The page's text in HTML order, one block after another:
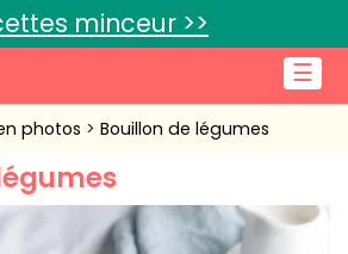
☰
minceur >>
photos Bouillon de légumes